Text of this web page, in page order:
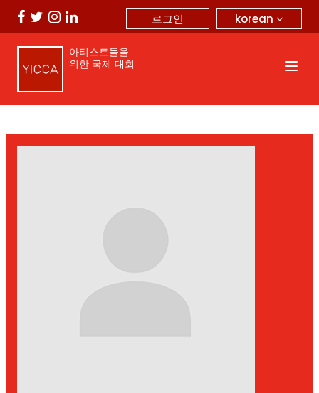
korean
로그인
아티스트들을
위한 국제 대회